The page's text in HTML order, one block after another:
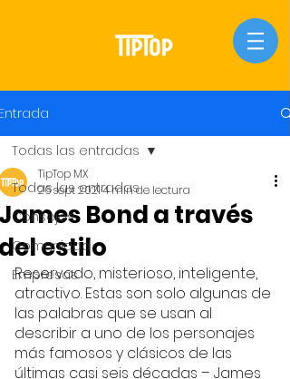
Todas las entradas
Consejos
Comunidad
Empresas
Todas las entradas
Bond a través
estilo
TipTop MX
26 sept 20214 min de lectura
Reservado, misterioso, inteligente,
atractivo. Estas son solo algunas de
las palabras que se usan al
describir a uno de los personajes
más famosos y clásicos de las
últimas casi seis décadas – James